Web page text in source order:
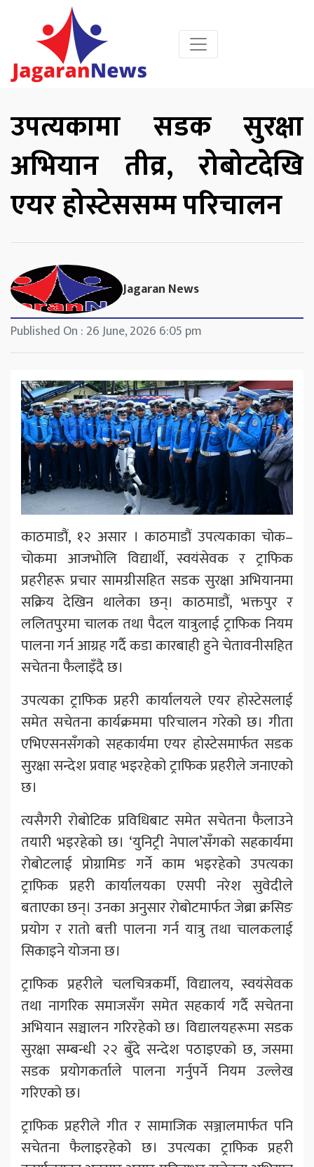
उपत्यकामा सडक सुरक्षा
अभियान तीव्र, रोबोटदेखि
एयर होस्टेससम्म परिचालन
Jagaran News
Published On : 26 June, 2026 6:05 pm
काठमाडौं, १२ असार । काठमाडौं उपत्यकाका चोक–
चोकमा आजभोलि विद्यार्थी, स्वयंसेवक र ट्राफिक
प्रहरीहरू प्रचार सामग्रीसहित सडक सुरक्षा अभियानमा
सक्रिय देखिन थालेका छन्। काठमाडौं, भक्तपुर र
ललितपुरमा चालक तथा पैदल यात्रुलाई ट्राफिक नियम
पालना गर्न आग्रह गर्दै कडा कारबाही हुने चेतावनीसहित
सचेतना फैलाइँदै छ।
उपत्यका ट्राफिक प्रहरी कार्यालयले एयर होस्टेसलाई
समेत सचेतना कार्यक्रममा परिचालन गरेको छ। गीता
एभिएसनसँगको सहकार्यमा एयर होस्टेसमार्फत सडक
सुरक्षा सन्देश प्रवाह भइरहेको ट्राफिक प्रहरीले जनाएको
छ।
त्यसैगरी रोबोटिक प्रविधिबाट समेत सचेतना फैलाउने
तयारी भइरहेको छ। ‘युनिट्री नेपाल’सँगको सहकार्यमा
रोबोटलाई प्रोग्रामिङ गर्ने काम भइरहेको उपत्यका
ट्राफिक प्रहरी कार्यालयका एसपी नरेश सुवेदीले
बताएका छन्। उनका अनुसार रोबोटमार्फत जेब्रा क्रसिङ
प्रयोग र रातो बत्ती पालना गर्न यात्रु तथा चालकलाई
सिकाइने योजना छ।
ट्राफिक प्रहरीले चलचित्रकर्मी, विद्यालय, स्वयंसेवक
तथा नागरिक समाजसँग समेत सहकार्य गर्दै सचेतना
अभियान सञ्चालन गरिरहेको छ। विद्यालयहरूमा सडक
सुरक्षा सम्बन्धी २२ बुँदे सन्देश पठाइएको छ, जसमा
सडक प्रयोगकर्ताले पालना गर्नुपर्ने नियम उल्लेख
गरिएको छ।
ट्राफिक प्रहरीले गीत र सामाजिक सञ्जालमार्फत पनि
सचेतना फैलाइरहेको छ। उपत्यका ट्राफिक प्रहरी